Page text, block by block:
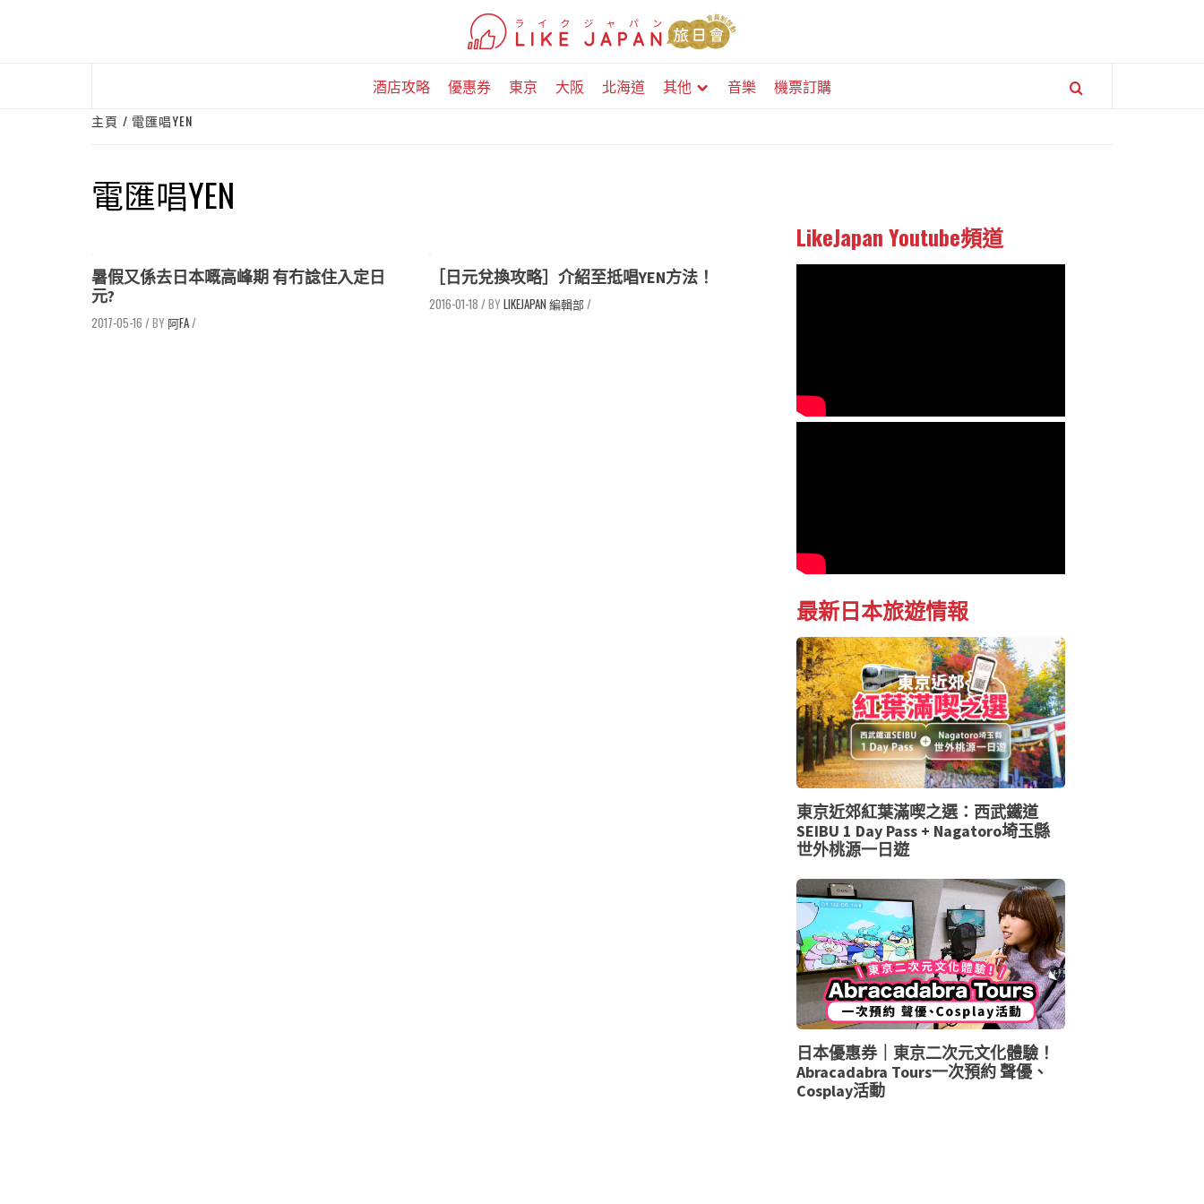
酒店攻略 優惠券 東京 大阪 北海道 其他 音樂 機票訂購
主頁 電匯唱YEN
電匯唱YEN
暑假又係去日本嘅高峰期 有冇諗住入定日
元?
2017-05-16 / 阿FA/
［日元兌換攻略］介紹至抵唱YEN方法！
2016-01-18 / LIKEJAPAN 編輯部/
LikeJapan Youtube頻道
最新日本旅遊情報
東京近郊紅葉滿喫之選：西武鐵道
SEIBU 1 Day Pass + Nagatoro埼玉縣
世外桃源一日遊
日本優惠券｜東京二次元文化體驗！
Abracadabra Tours一次預約 聲優、
Cosplay活動